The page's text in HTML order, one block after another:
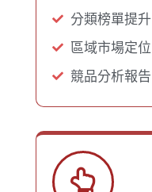
分類榜單提升
區域市場定位
競品分析報告